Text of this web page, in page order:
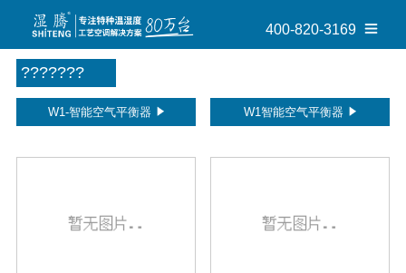
400-820-3169
W1-智能空气平衡器 W1智能空气平衡器
???????